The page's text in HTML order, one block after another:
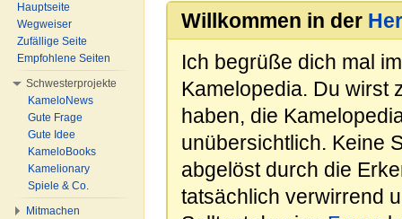
Willkommen in der
Ich begrüße dich mal
Kamelopedia. Du wirst
haben, die
unübersichtlich. Keine
abgelöst durch die
tatsächlich verwirrend
Hauptseite
Wegweiser
Zufällige Seite
Empfohlene Seiten
Schwesterprojekte
KameloNews
Gute Frage
Gute Idee
KameloBooks
Kamelionary
Spiele & Co.
Mitmachen